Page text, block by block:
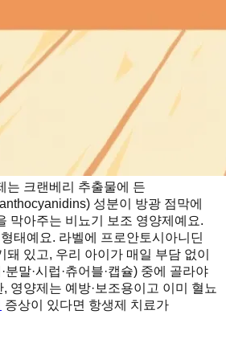
는 크랜베리 추출물에 든
성분이 방광 점막에
막아주는 비뇨기 보조 영양제예요.
태예요. 라벨에 프로안토시아니딘
돼 있고, 우리 아이가 매일 부담 없이
말·시럽·츄어블·캡슐) 중에 골라야
영양제는 예방·보조용이고 이미 혈뇨
증상이 있다면 항생제 치료가